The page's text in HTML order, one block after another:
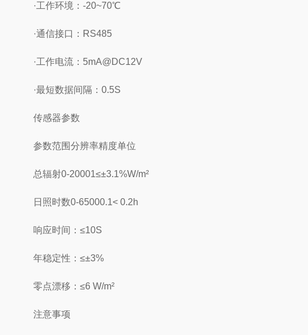
·工作环境：-20~70℃
·通信接口：RS485
·工作电流：5mA@DC12V
·最短数据间隔：0.5S
传感器参数
参数范围分辨率精度单位
总辐射0-20001≤±3.1%W/m²
日照时数0-65000.1< 0.2h
响应时间：≤10S
年稳定性：≤±3%
零点漂移：≤6 W/m²
注意事项